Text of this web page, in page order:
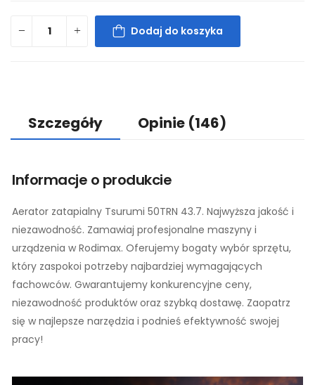
Dodaj do koszyka
Szczegóły Opinie (146)
Informacje o produkcie
Aerator zatapialny Tsurumi 50TRN 43.7. Najwyższa jakość i
niezawodność. Zamawiaj profesjonalne maszyny i
urządzenia w Rodimax. Oferujemy bogaty wybór sprzętu,
który zaspokoi potrzeby najbardziej wymagających
fachowców. Gwarantujemy konkurencyjne ceny,
niezawodność produktów oraz szybką dostawę. Zaopatrz
się w najlepsze narzędzia i podnieś efektywność swojej
pracy!